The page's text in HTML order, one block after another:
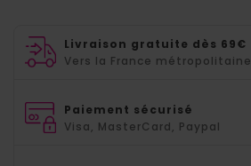
Livraison gratuite dès 69€
Vers la France métropolitaine
Paiement sécurisé
Visa, MasterCard, Paypal